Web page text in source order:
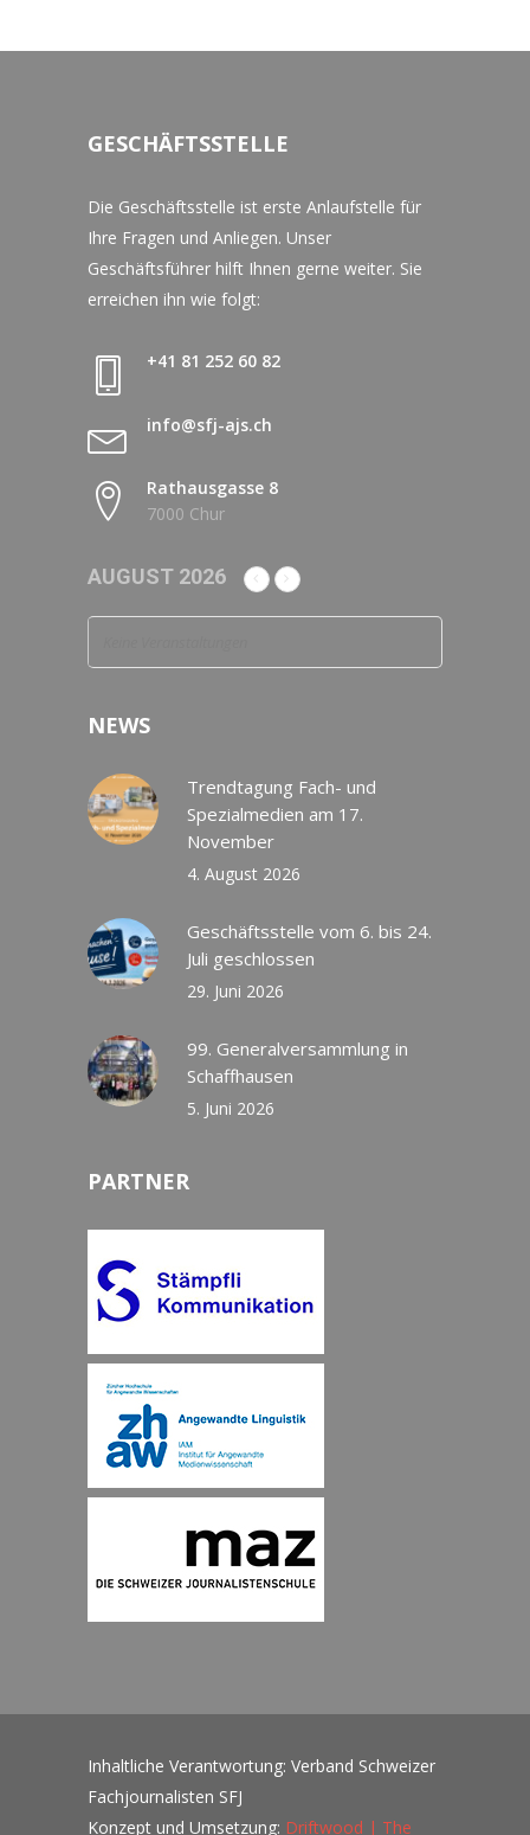
GESCHÄFTSSTELLE
Die Geschäftsstelle ist erste Anlaufstelle für
Ihre Fragen und Anliegen. Unser
Geschäftsführer hilft Ihnen gerne weiter. Sie
erreichen ihn wie folgt:
+41 81 252 60 82
info@sfj-ajs.ch
Rathausgasse 8
7000 Chur
AUGUST 2026
NEWS
Trendtagung Fach- und
Spezialmedien am 17.
November
4. August 2026
Geschäftsstelle vom 6. bis 24.
Juli geschlossen
29. Juni 2026
99. Generalversammlung in
Schaffhausen
5. Juni 2026
PARTNER
Inhaltliche Verantwortung: Verband Schweizer
Fachjournalisten SFJ
Konzept und Umsetzung: Driftwood | The